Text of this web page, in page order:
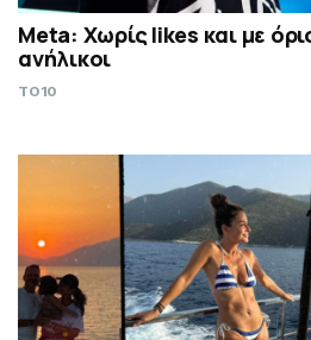
Meta: Χωρίς likes και με
ανήλικοι
TO10